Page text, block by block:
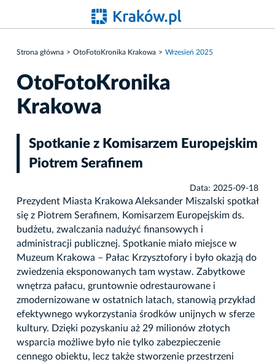
Strona główna OtoFotoKronika Krakowa Wrzesień 2025
OtoFotoKronika
Krakowa
Spotkanie z Komisarzem Europejskim
Piotrem Serafinem
Data: 2025-09-18
Prezydent Miasta Krakowa Aleksander Miszalski spotkał
się z Piotrem Serafinem, Komisarzem Europejskim ds.
budżetu, zwalczania nadużyć finansowych i
administracji publicznej. Spotkanie miało miejsce w
Muzeum Krakowa – Pałac Krzysztofory i było okazją do
zwiedzenia eksponowanych tam wystaw. Zabytkowe
wnętrza pałacu, gruntownie odrestaurowane i
zmodernizowane w ostatnich latach, stanowią przykład
efektywnego wykorzystania środków unijnych w sferze
kultury. Dzięki pozyskaniu aż 29 milionów złotych
wsparcia możliwe było nie tylko zabezpieczenie
cennego obiektu, lecz także stworzenie przestrzeni